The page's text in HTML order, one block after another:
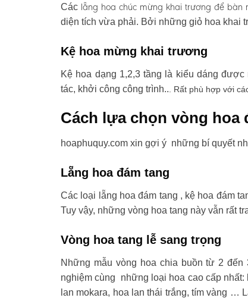
Các lẵng hoa chúc mừng khai trương để bàn
diện tích vừa phải. Bởi những giỏ hoa khai
Kệ hoa mừng khai trương
Kệ hoa dạng 1,2,3 tầng là kiểu dáng
tác, khởi công công trình.. . Rất phù hợp với
Cách lựa chọn vòng hoa
hoaphuquy.com xin gợi ý những bí quyết
Lẵng hoa đám tang
Các loại lẵng hoa đám tang , kệ hoa đám
Tuy vậy, những vòng hoa tang này vẫn rất
Vòng hoa tang lễ sang trọng
Những mẫu vòng hoa chia buồn từ 2
nghiệm cùng những loại hoa cao cấp
lan mokara, hoa lan thái trắng, tím vàng …